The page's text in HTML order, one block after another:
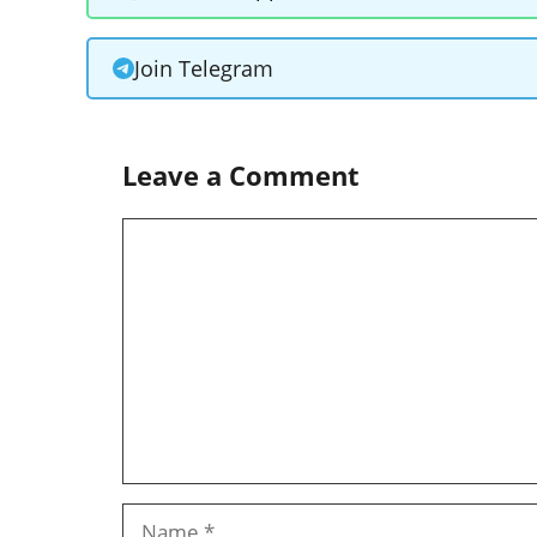
Join Telegram
Leave a Comment